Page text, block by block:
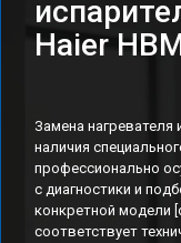
Haier
Замена нагревателя
наличия
профессионально
с диагностики и
конкретной модели
соответствует